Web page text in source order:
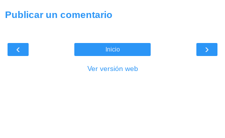
Publicar un comentario
‹ ›
Inicio
Ver versión web